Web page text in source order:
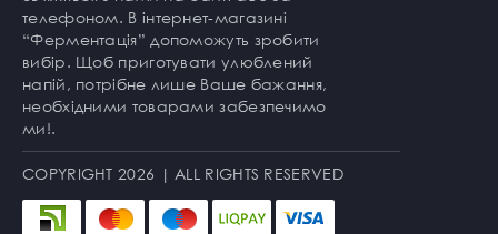
телефоном. В інтернет-магазині
“Ферментація” допоможуть зробити
вибір. Щоб приготувати улюблений
напій, потрібне лише Ваше бажання,
необхідними товарами забезпечимо
ми!.
COPYRIGHT 2026 | ALL RIGHTS RESERVED